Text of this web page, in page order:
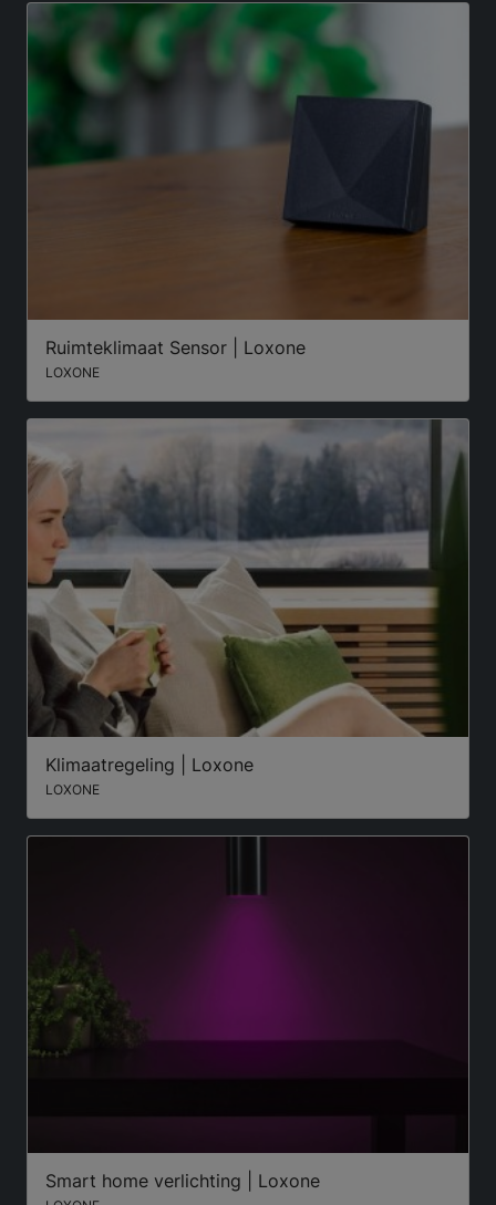
Ruimteklimaat Sensor | Loxone
LOXONE
Klimaatregeling | Loxone
LOXONE
Smart home verlichting | Loxone